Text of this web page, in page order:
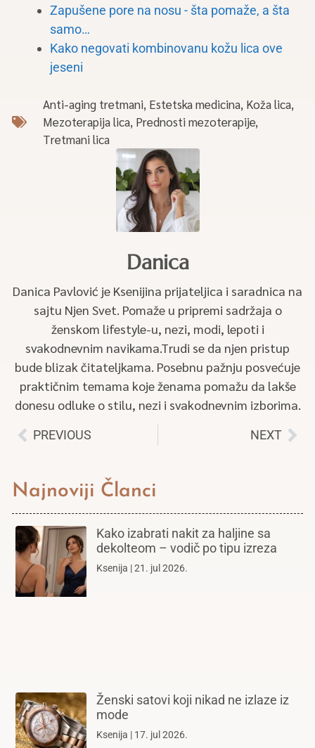
Zapušene pore na nosu - šta pomaže, a šta
samo…
Kako negovati kombinovanu kožu lica ove
jeseni
Anti-aging tretmani, Estetska medicina, Koža lica,
Mezoterapija lica, Prednosti mezoterapije,
Tretmani lica
Danica
Danica Pavlović je Ksenijina prijateljica i saradnica na
sajtu Njen Svet. Pomaže u pripremi sadržaja o
ženskom lifestyle-u, nezi, modi, lepoti i
svakodnevnim navikama.Trudi se da njen pristup
bude blizak čitateljkama. Posebnu pažnju posvećuje
praktičnim temama koje ženama pomažu da lakše
donesu odluke o stilu, nezi i svakodnevnim izborima.
PREVIOUS NEXT
Najnoviji Članci
Kako izabrati nakit za haljine sa
dekolteom – vodič po tipu izreza
Ksenija 21. jul 2026.
Ženski satovi koji nikad ne izlaze iz
mode
Ksenija 17. jul 2026.